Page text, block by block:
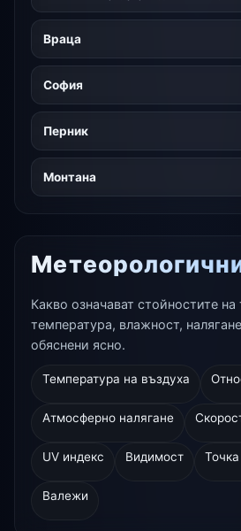
Враца
София
Перник
Монтана
Какво означават стойностите
температура, влажност,
обяснени ясно.
Температура на въздуха
Атмосферно налягане
UV индекс Видимост
Валежи